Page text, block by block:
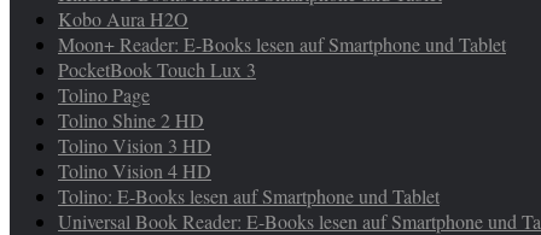
Kobo Aura H2O
Moon+ Reader: E-Books lesen auf Smartphone und Tablet
PocketBook Touch Lux 3
Tolino Page
Tolino Shine 2 HD
Tolino Vision 3 HD
Tolino Vision 4 HD
Tolino: E-Books lesen auf Smartphone und Tablet
Universal Book Reader: E-Books lesen auf Smartphone und